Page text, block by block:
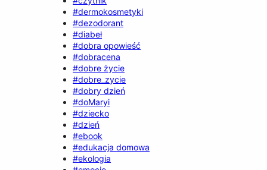
#dermokosmetyki
#dezodorant
#diabeł
#dobra opowieść
#dobracena
#dobre życie
#dobre_zycie
#dobry dzień
#doMaryi
#dziecko
#dzień
#ebook
#edukacja domowa
#ekologia